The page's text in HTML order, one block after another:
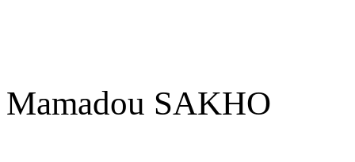
Mamadou SAKHO